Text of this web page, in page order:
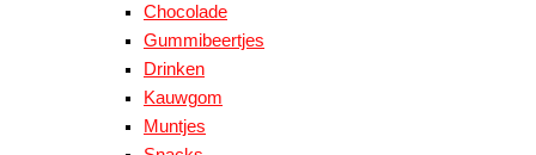
Chocolade
Gummibeertjes
Drinken
Kauwgom
Muntjes